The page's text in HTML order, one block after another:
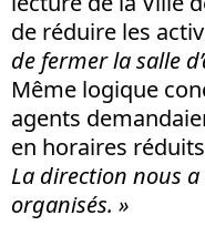
de réduire les
de fermer la salle
Même logique
agents
en horaires
La direction nous
organisés. »